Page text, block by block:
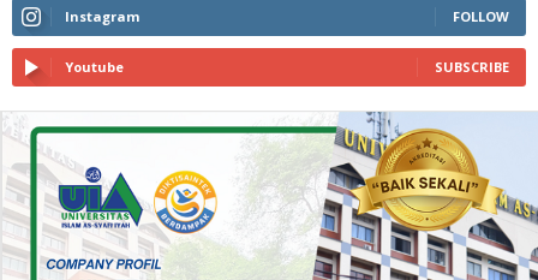
Instagram FOLLOW
Youtube SUBSCRIBE